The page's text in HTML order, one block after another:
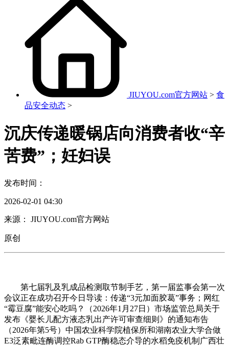
JIUYOU.com官方网站 > 食
品安全动态 >
沉庆传递暖锅店向消费者收“辛
苦费”；妊妇误
发布时间：
2026-02-01 04:30
来源： JIUYOU.com官方网站
原创
第七届乳及乳成品检测取节制手艺，第一届监事会第一次
会议正在成功召开今日导读：传递“3元加面胶葛”事务；网红
“霉豆腐”能安心吃吗？（2026年1月27日）市场监管总局关于
发布《婴长儿配方液态乳出产许可审查细则》的通知布告
（2026年第5号）中国农业科学院植保所和湖南农业大学合做
E3泛素毗连酶调控Rab GTP酶稳态介导的水稻免疫机制广西壮